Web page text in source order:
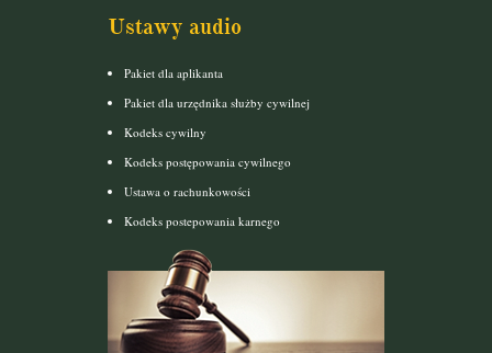
Ustawy audio
Pakiet dla aplikanta
Pakiet dla urzędnika służby cywilnej
Kodeks cywilny
Kodeks postępowania cywilnego
Ustawa o rachunkowości
Kodeks postepowania karnego